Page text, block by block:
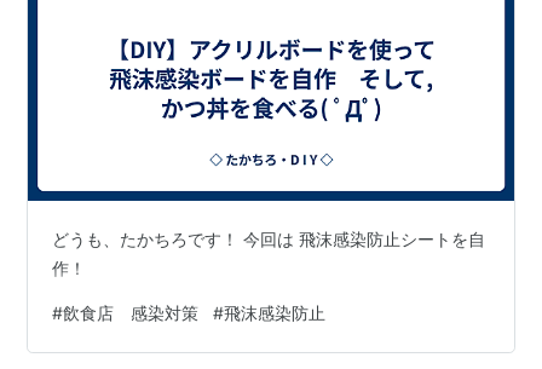
どうも、たかちろです！ 今回は 飛沫感染防止シートを自
作！
#飲食店 感染対策 #飛沫感染防止